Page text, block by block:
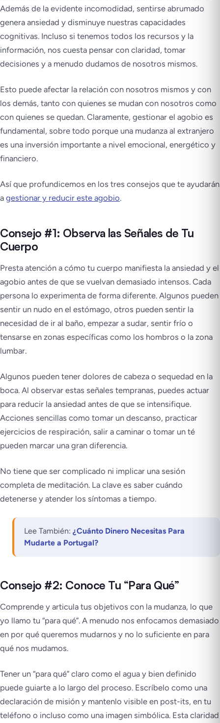
Además de la evidente incomodidad, sentirse abrumado
genera ansiedad y disminuye nuestras capacidades
cognitivas. Incluso si tenemos todos los recursos y la
información, nos cuesta pensar con claridad, tomar
decisiones y a menudo dudamos de nosotros mismos.
Esto puede afectar la relación con nosotros mismos y con
los demás, tanto con quienes se mudan con nosotros como
con quienes se quedan. Claramente, gestionar el agobio es
fundamental, sobre todo porque una mudanza al extranjero
es una inversión importante a nivel emocional, energético y
financiero.
Así que profundicemos en los tres consejos que te ayudarán
a gestionar y reducir este agobio.
Consejo #1: Observa las Señales de Tu
Cuerpo
Presta atención a cómo tu cuerpo manifiesta la ansiedad y el
agobio antes de que se vuelvan demasiado intensos. Cada
persona lo experimenta de forma diferente. Algunos pueden
sentir un nudo en el estómago, otros pueden sentir la
necesidad de ir al baño, empezar a sudar, sentir frío o
tensarse en zonas específicas como los hombros o la zona
lumbar.
Algunos pueden tener dolores de cabeza o sequedad en la
boca. Al observar estas señales tempranas, puedes actuar
para reducir la ansiedad antes de que se intensifique.
Acciones sencillas como tomar un descanso, practicar
ejercicios de respiración, salir a caminar o tomar un té
pueden marcar una gran diferencia.
No tiene que ser complicado ni implicar una sesión
completa de meditación. La clave es saber cuándo
detenerse y atender los síntomas a tiempo.
Lee También: ¿Cuánto Dinero Necesitas Para
Mudarte a Portugal?
Consejo #2: Conoce Tu “Para Qué”
Comprende y articula tus objetivos con la mudanza, lo que
yo llamo tu “para qué”. A menudo nos enfocamos demasiado
en por qué queremos mudarnos y no lo suficiente en para
qué nos mudamos.
Tener un “para qué” claro como el agua y bien definido
puede guiarte a lo largo del proceso. Escríbelo como una
declaración de misión y mantenlo visible en post-its, en tu
teléfono o incluso como una imagen simbólica. Esta claridad